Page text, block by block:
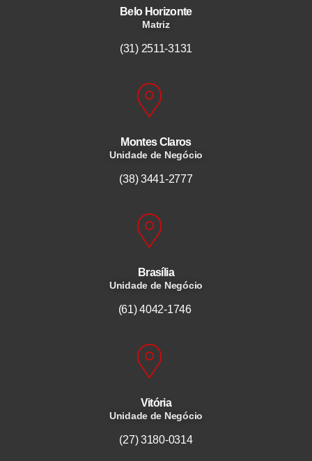
Belo Horizonte
Matriz
(31) 2511-3131
Montes Claros
Unidade de Negócio
(38) 3441-2777
Brasília
Unidade de Negócio
(61) 4042-1746
Vitória
Unidade de Negócio
(27) 3180-0314